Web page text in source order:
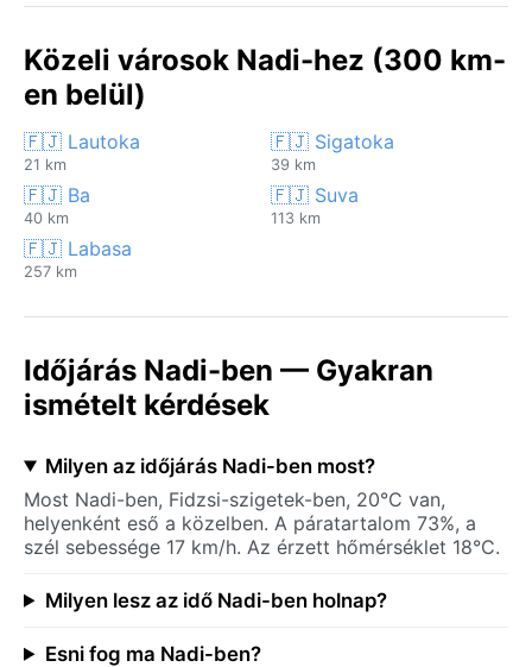
Közeli városok Nadi-hez (300 km-
en belül)
🇫🇯 Lautoka
21 km
🇫🇯 Sigatoka
39 km
🇫🇯 Ba
40 km
🇫🇯 Suva
113 km
🇫🇯 Labasa
257 km
Időjárás Nadi-ben — Gyakran
ismételt kérdések
Milyen az időjárás Nadi-ben most?
Most Nadi-ben, Fidzsi-szigetek-ben, 20°C van,
helyenként eső a közelben. A páratartalom 73%, a
szél sebessége 17 km/h. Az érzett hőmérséklet 18°C.
Milyen lesz az idő Nadi-ben holnap?
Esni fog ma Nadi-ben?